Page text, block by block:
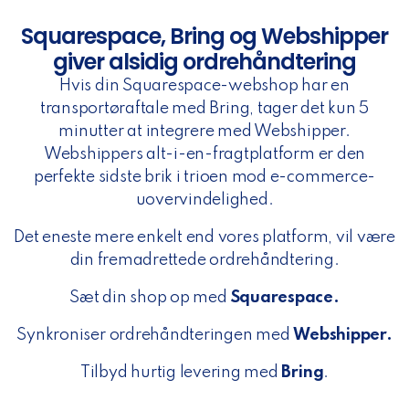
Squarespace, Bring og Webshipper
giver alsidig ordrehåndtering
Hvis din Squarespace-webshop har en
transportøraftale med Bring, tager det kun 5
minutter at integrere med Webshipper.
Webshippers alt-i-en-fragtplatform er den
perfekte sidste brik i trioen mod e-commerce-
uovervindelighed.
Det eneste mere enkelt end vores platform, vil være
din fremadrettede ordrehåndtering.
Sæt din shop op med Squarespace.
Synkroniser ordrehåndteringen med Webshipper.
Tilbyd hurtig levering med Bring.